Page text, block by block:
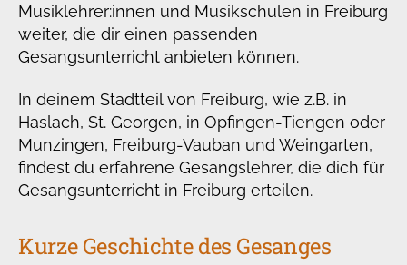
Musiklehrer:innen und Musikschulen in Freiburg
weiter, die dir einen passenden
Gesangsunterricht anbieten können.
In deinem Stadtteil von Freiburg, wie z.B. in
Haslach, St. Georgen, in Opfingen-Tiengen oder
Munzingen, Freiburg-Vauban und Weingarten,
findest du erfahrene Gesangslehrer, die dich für
Gesangsunterricht in Freiburg erteilen.
Kurze Geschichte des Gesanges